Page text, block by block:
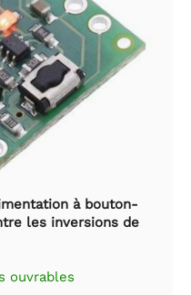
à bouton-
les inversions de
ouvrables